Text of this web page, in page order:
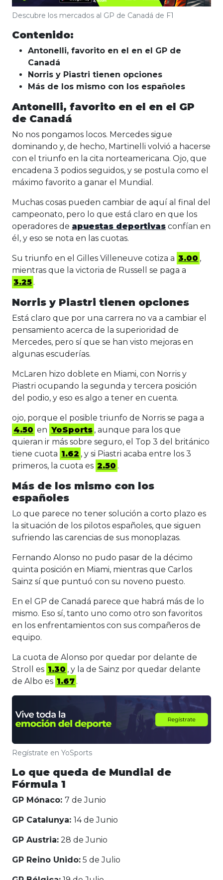
Descubre los mercados al GP de Canadá de F1
Contenido:
Antonelli, favorito en el en el GP de
Canadá
Norris y Piastri tienen opciones
Más de los mismo con los españoles
Antonelli, favorito en el en el GP
de Canadá
No nos pongamos locos. Mercedes sigue
dominando y, de hecho, Martinelli volvió a hacerse
con el triunfo en la cita norteamericana. Ojo, que
encadena 3 podios seguidos, y se postula como el
máximo favorito a ganar el Mundial.
Muchas cosas pueden cambiar de aquí al final del
campeonato, pero lo que está claro en que los
operadores de apuestas deportivas confían en
él, y eso se nota en las cuotas.
Su triunfo en el Gilles Villeneuve cotiza a 3.00 ,
mientras que la victoria de Russell se paga a
3.25 .
Norris y Piastri tienen opciones
Está claro que por una carrera no va a cambiar el
pensamiento acerca de la superioridad de
Mercedes, pero sí que se han visto mejoras en
algunas escuderías.
McLaren hizo doblete en Miami, con Norris y
Piastri ocupando la segunda y tercera posición
del podio, y eso es algo a tener en cuenta.
ojo, porque el posible triunfo de Norris se paga a
4.50 en YoSports , aunque para los que
quieran ir más sobre seguro, el Top 3 del británico
tiene cuota 1.62 , y si Piastri acaba entre los 3
primeros, la cuota es 2.50 .
Más de los mismo con los
españoles
Lo que parece no tener solución a corto plazo es
la situación de los pilotos españoles, que siguen
sufriendo las carencias de sus monoplazas.
Fernando Alonso no pudo pasar de la décimo
quinta posición en Miami, mientras que Carlos
Sainz sí que puntuó con su noveno puesto.
En el GP de Canadá parece que habrá más de lo
mismo. Eso sí, tanto uno como otro son favoritos
en los enfrentamientos con sus compañeros de
equipo.
La cuota de Alonso por quedar por delante de
Stroll es 1.30 , y la de Sainz por quedar delante
de Albo es 1.67 .
Regístrate en YoSports
Lo que queda de Mundial de
Fórmula 1
GP Mónaco: 7 de Junio
GP Catalunya: 14 de Junio
GP Austria: 28 de Junio
GP Reino Unido: 5 de Julio